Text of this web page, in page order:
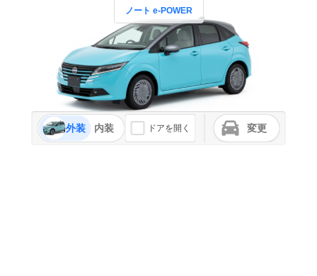
ノート e-POWER
外装 内装 ドアを開く 変更